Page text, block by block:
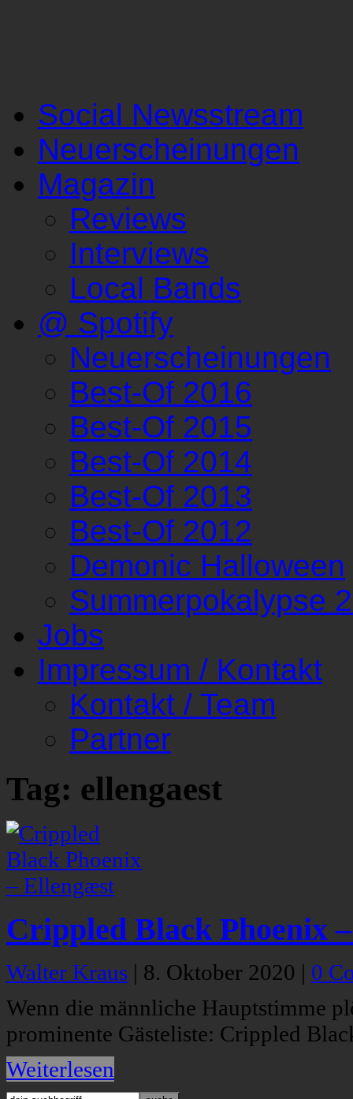
Social Newsstream
Neuerscheinungen
Magazin
Reviews
Interviews
Local Bands
@ Spotify
Neuerscheinungen
Best-Of 2016
Best-Of 2015
Best-Of 2014
Best-Of 2013
Best-Of 2012
Demonic Halloween
Summerpokalypse
Jobs
Impressum / Kontakt
Kontakt / Team
Partner
Tag: ellengaest
Crippled Black Phoenix
Walter Kraus | 8. Oktober 2020 | 0
Wenn die männliche Hauptstimme
prominente Gästeliste: Crippled
Weiterlesen